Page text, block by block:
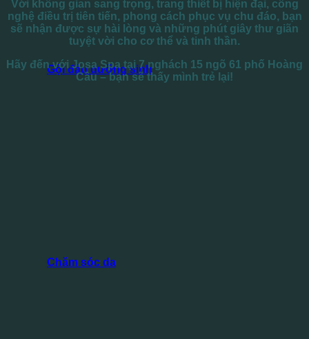
Gội đầu dưỡng sinh
Chăm sóc da
Với không gian sang trọng, trang thiết bị hiện đại, công
nghệ điều trị tiên tiến, phong cách phục vụ chu đáo, bạn
sẽ nhận được sự hài lòng và những phút giây thư giãn
tuyệt vời cho cơ thể và tinh thần.
Hãy đến với Josa Spa tại 7 nghách 15 ngõ 61 phố Hoàng
Cầu – bạn sẽ thấy mình trẻ lại!